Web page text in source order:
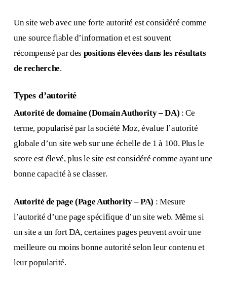
Un site web avec une forte autorité est considéré comme
une source fiable d’information et est souvent
récompensé par des positions élevées dans les résultats
de recherche.
Types d’autorité
Autorité de domaine (Domain Authority – DA) : Ce
terme, popularisé par la société Moz, évalue l’autorité
globale d’un site web sur une échelle de 1 à 100. Plus le
score est élevé, plus le site est considéré comme ayant une
bonne capacité à se classer.
Autorité de page (Page Authority – PA) : Mesure
l’autorité d’une page spécifique d’un site web. Même si
un site a un fort DA, certaines pages peuvent avoir une
meilleure ou moins bonne autorité selon leur contenu et
leur popularité.